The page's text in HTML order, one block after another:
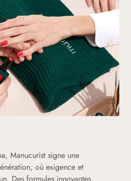
Manucurist signe une
où exigence et